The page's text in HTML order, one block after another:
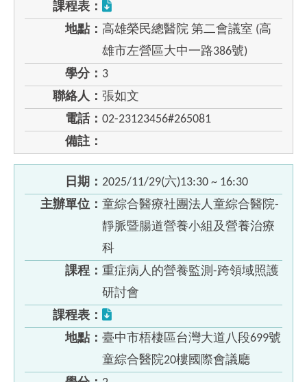
課程表：
地點： 高雄榮民總醫院 第二會議室 (高
雄市左營區大中一路386號)
學分： 3
聯絡人： 張如文
電話： 02-23123456#265081
備註：
日期： 2025/11/29(六)13:30 ~ 16:30
主辦單位： 童綜合醫療社團法人童綜合醫院-
靜脈暨腸道營養小組及營養治療
科
課程： 重症病人的營養監測-跨領域照護
研討會
課程表：
地點： 臺中市梧棲區台灣大道八段699號
童綜合醫院20樓國際會議廳